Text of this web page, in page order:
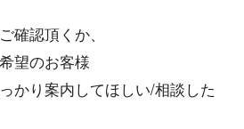
確認頂くか、
望のお客様
かり案内してほしい/相談した